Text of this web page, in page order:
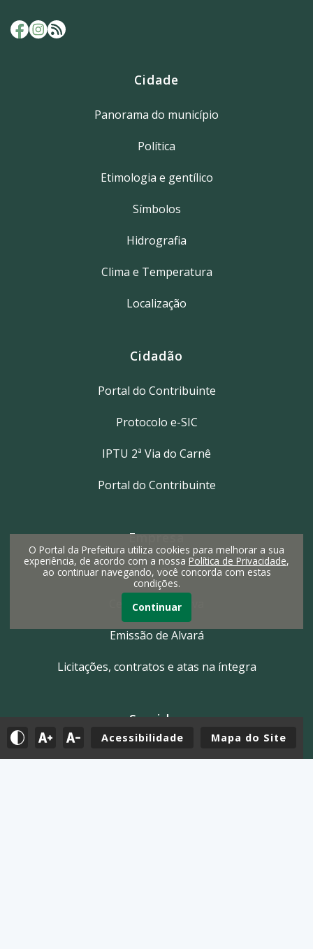
Acessibilidade Mapa do Site
Cidade
Panorama do município
Política
Etimologia e gentílico
Símbolos
Hidrografia
Clima e Temperatura
Localização
Cidadão
Portal do Contribuinte
Protocolo e-SIC
IPTU 2ª Via do Carnê
Portal do Contribuinte
Empresa
Nota Fiscal Eletrônica
Certidão Negativa
Emissão de Alvará
Licitações, contratos e atas na íntegra
Servidor
O Portal da Prefeitura utiliza cookies para melhorar a sua
experiência, de acordo com a nossa Política de Privacidade,
ao continuar navegando, você concorda com estas
condições.
Continuar